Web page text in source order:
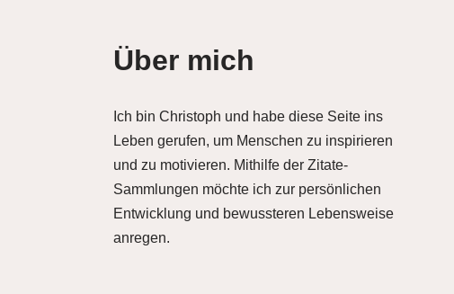
Über mich
Ich bin Christoph und habe diese Seite ins
Leben gerufen, um Menschen zu inspirieren
und zu motivieren. Mithilfe der Zitate-
Sammlungen möchte ich zur persönlichen
Entwicklung und bewussteren Lebensweise
anregen.